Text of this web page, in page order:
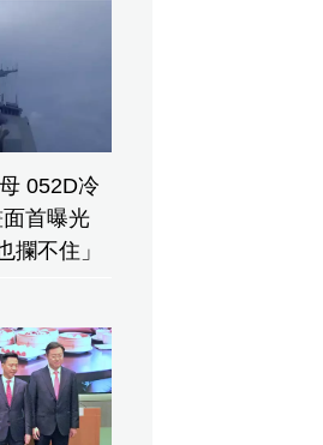
052D冷
首曝光
攔不住」